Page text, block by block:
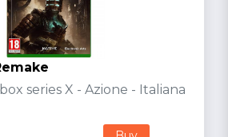
series X - Azione - Italiana